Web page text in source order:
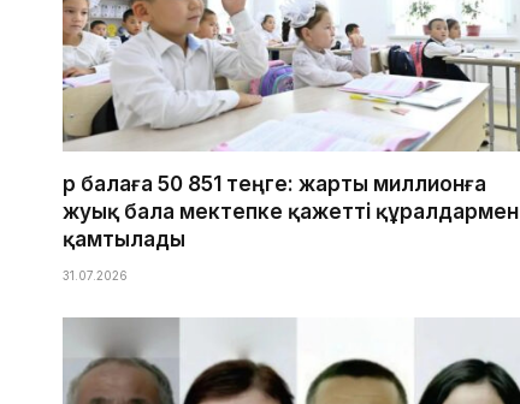
Әр балаға 50 851 теңге: жарты миллионға
жуық бала мектепке қажетті құралдармен
қамтылады
31.07.2026